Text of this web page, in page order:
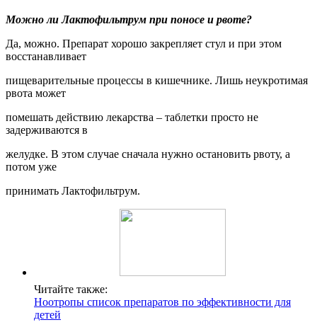
Можно ли Лактофильтрум при поносе и рвоте?
Да, можно. Препарат хорошо закрепляет стул и при этом
восстанавливает
пищеварительные процессы в кишечнике. Лишь неукротимая
рвота может
помешать действию лекарства – таблетки просто не
задерживаются в
желудке. В этом случае сначала нужно остановить рвоту, а
потом уже
принимать Лактофильтрум.
Читайте также:
Ноотропы список препаратов по эффективности для
детей